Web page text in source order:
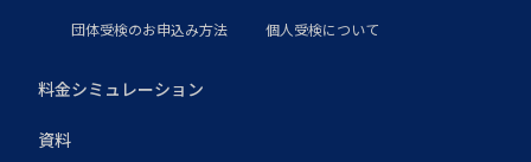
団体受検のお申込み方法 個人受検について
料金シミュレーション
資料